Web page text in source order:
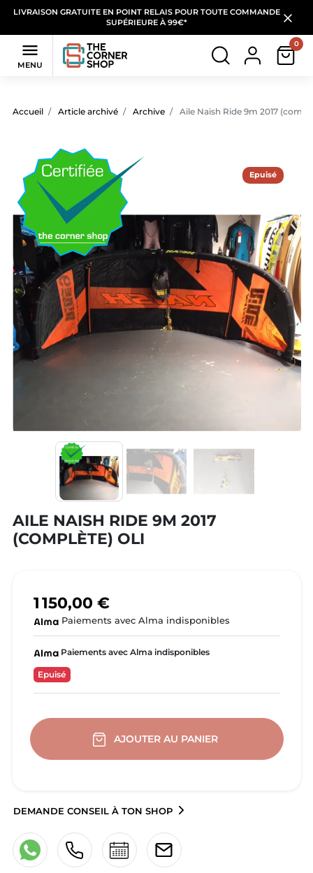
LIVRAISON GRATUITE EN POINT RELAIS POUR TOUTE COMMANDE
SUPÉRIEURE À 99€*

MENU
0
Accueil Article archivé Archive Aile Naish Ride 9m 2017
Epuisé
AILE NAISH RIDE 9M 2017
(COMPLÈTE) OLI
1 150,00 €
Paiements avec Alma indisponibles
Paiements avec Alma indisponibles
Epuisé
AJOUTER AU PANIER
DEMANDE CONSEIL À TON SHOP